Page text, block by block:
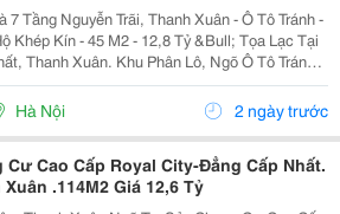
7 Tầng Nguyễn Trãi, Thanh Xuân - Ô Tô Tránh -
Khép Kín - 45 M2 - 12,8 Tỷ &Bull; Tọa Lạc Tại
Thanh Xuân. Khu Phân Lô, Ngõ Ô Tô Tránh
Các Ngả, Vị Trí Kế Bên Royal City. &Bull;
Thuận Tiện Tới Phố Giáp...
Hà Nội 2 ngày trước
Cư Cao Cấp Royal City-Đẳng Cấp Nhất.
Thanh Xuân .114M2 Giá 12,6 Tỷ